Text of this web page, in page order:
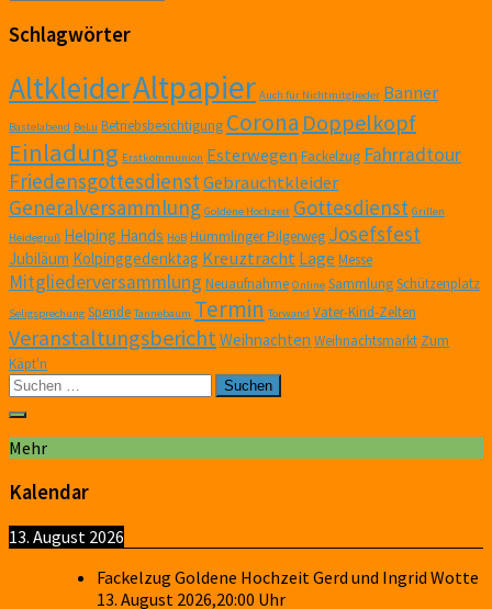
Schlagwörter
AltkleiderAltpapier Auch für Nichtmitglieder Banner
Bastelabend BeLu Betriebsbesichtigung Corona Doppelkopf
Einladung Erstkommunion Esterwegen Fackelzug Fahrradtour
FriedensgottesdienstGebrauchtkleider
Generalversammlung Goldene Hochzeit Gottesdienst Grillen
Heidegruß Helping Hands HöB Hümmlinger Pilgerweg Josefsfest
Jubiläum Kolpinggedenktag Kreuztracht Lage Messe
Mitgliederversammlung Neuaufnahme Online SammlungSchützenplatz
Seligsprechung Spende Tannebaum Termin Torwand Vater-Kind-Zelten
VeranstaltungsberichtWeihnachten Weihnachtsmarkt Zum
Käpt'n
Suchen
Mehr
Kalendar
13. August 2026
Fackelzug Goldene Hochzeit Gerd und Ingrid Wotte
13. August 2026,20:00 Uhr